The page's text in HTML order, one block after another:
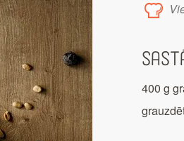
400 g